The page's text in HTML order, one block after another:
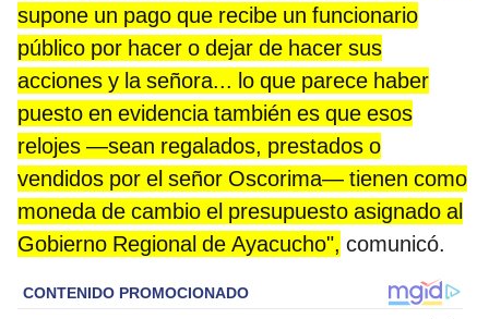
supone un pago que recibe un funcionario
público por hacer o dejar de hacer sus
acciones y la señora... lo que parece haber
puesto en evidencia también es que esos
relojes —sean regalados, prestados o
vendidos por el señor Oscorima— tienen como
moneda de cambio el presupuesto asignado al
Gobierno Regional de Ayacucho", comunicó.